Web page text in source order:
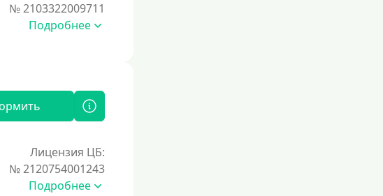
№ 2103322009711
Подробнее
Лицензия ЦБ:
№ 2120754001243
Подробнее